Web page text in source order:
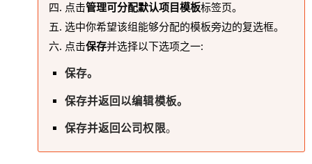
点击管理可分配默认项目模板标签页。
选中你希望该组能够分配的模板旁边的复选框。
点击保存并选择以下选项之一:
保存。
保存并返回以编辑模板。
保存并返回公司权限。